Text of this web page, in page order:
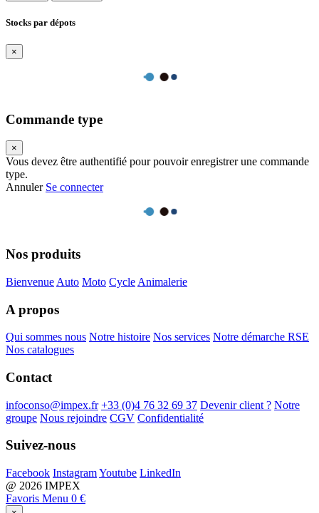
Stocks par dépots
×
Commande type
×
Vous devez être authentifié pour pouvoir enregistrer une commande
type.
Annuler Se connecter
Nos produits
Bienvenue Auto Moto Cycle Animalerie
A propos
Qui sommes nous Notre histoire Nos services Notre démarche RSE
Nos catalogues
Contact
infoconso@impex.fr +33 (0)4 76 32 69 37 Devenir client ? Notre
groupe Nous rejoindre CGV Confidentialité
Suivez-nous
Facebook InstagramYoutube LinkedIn
@ 2026 IMPEX
Favoris Menu 0 €